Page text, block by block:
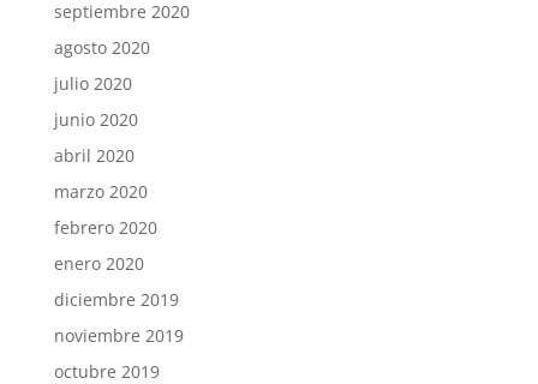
septiembre 2020
agosto 2020
julio 2020
junio 2020
abril 2020
marzo 2020
febrero 2020
enero 2020
diciembre 2019
noviembre 2019
octubre 2019